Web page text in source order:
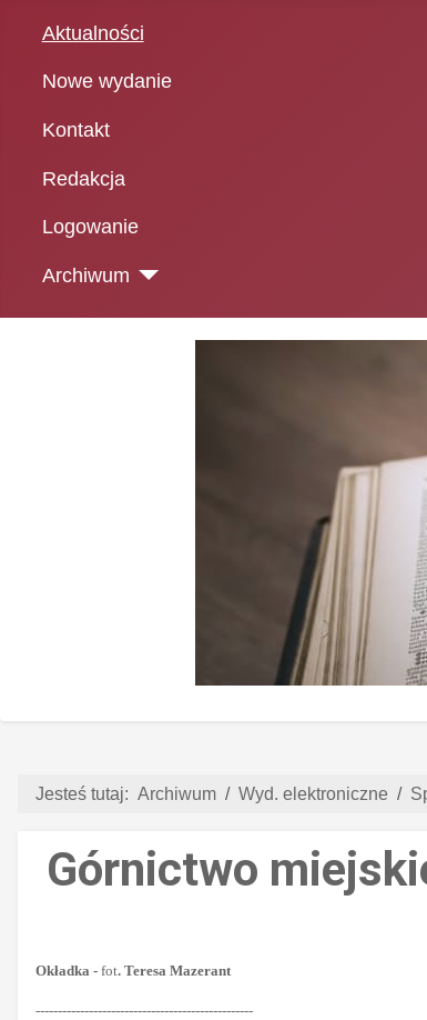
Aktualności
Nowe wydanie
Kontakt
Redakcja
Logowanie
Archiwum
Jesteś tutaj: Archiwum Wyd. elektroniczne
Górnictwo
Okładka - fot. Teresa Mazerant
-------------------------------------------------